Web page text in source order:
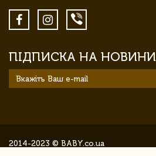
ПІДПИСКА НА НОВИНИ
2014-2023 © BABY.co.ua